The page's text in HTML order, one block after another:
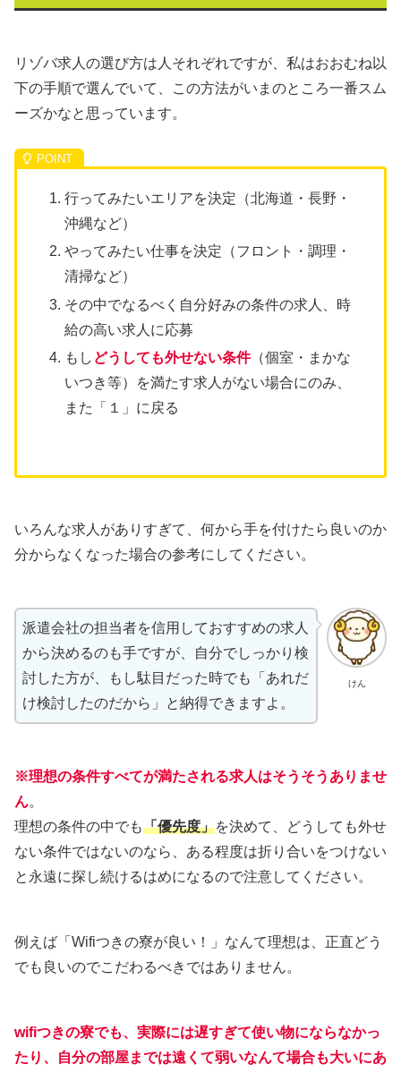
リゾバ求人の選び方は人それぞれですが、私はおおむね以
下の手順で選んでいて、この方法がいまのところ一番スム
ーズかなと思っています。
行ってみたいエリアを決定（北海道・長野・
沖縄など）
やってみたい仕事を決定（フロント・調理・
清掃など）
その中でなるべく自分好みの条件の求人、時
給の高い求人に応募
もし どうしても外せない条件（個室・まかな
いつき等）を満たす求人がない場合にのみ、
また「１」に戻る
いろんな求人がありすぎて、何から手を付けたら良いのか
分からなくなった場合の参考にしてください。
けん
派遣会社の担当者を信用しておすすめの求人
から決めるのも手ですが、自分でしっかり検
討した方が、もし駄目だった時でも「あれだ
け検討したのだから」と納得できますよ。
※理想の条件すべてが満たされる求人はそうそうありませ
ん。
理想の条件の中でも「優先度」を決めて、どうしても外せ
ない条件ではないのなら、ある程度は折り合いをつけない
と永遠に探し続けるはめになるので注意してください。
例えば「Wifiつきの寮が良い！」なんて理想は、正直どう
でも良いのでこだわるべきではありません。
wifiつきの寮でも、実際には遅すぎて使い物にならなかっ
たり、自分の部屋までは遠くて弱いなんて場合も大いにあ